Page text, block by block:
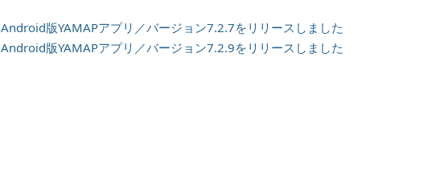
Android版YAMAPアプリ／バージョン7.2.7をリリースしました
Android版YAMAPアプリ／バージョン7.2.9をリリースしました